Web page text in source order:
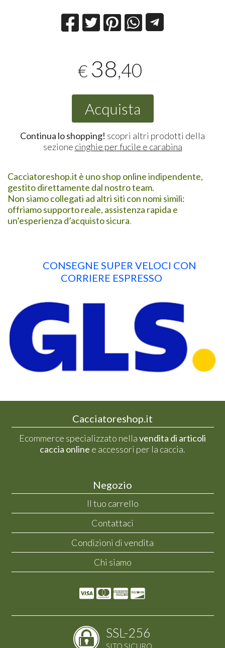
€ 38,40
Acquista
Continua lo shopping! scopri altri prodotti della
sezione cinghie per fucile e carabina
Cacciatoreshop.it è uno shop online indipendente,
gestito direttamente dal nostro team.
Non siamo collegati ad altri siti con nomi simili:
offriamo supporto reale, assistenza rapida e
un’esperienza d’acquisto sicura.
CONSEGNE SUPER VELOCI CON
CORRIERE ESPRESSO
Cacciatoreshop.it
Ecommerce specializzato nellavendita di articoli
caccia online e accessori per la caccia.
Negozio
Il tuo carrello
Contattaci
Condizioni di vendita
Chi siamo
SSL-256
SITO SICURO